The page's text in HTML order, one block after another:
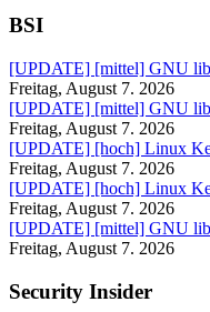
BSI
[UPDATE] [mittel] GNU
Freitag, August 7. 2026
[UPDATE] [mittel] GNU
Freitag, August 7. 2026
[UPDATE] [hoch] Linux
Freitag, August 7. 2026
[UPDATE] [hoch] Linux
Freitag, August 7. 2026
[UPDATE] [mittel] GNU
Freitag, August 7. 2026
Security Insider